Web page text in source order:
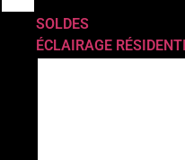
SOLDES
ÉCLAIRAGE